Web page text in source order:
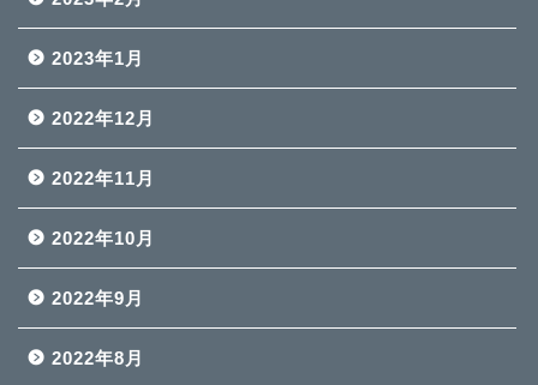
2023年1月
2022年12月
2022年11月
2022年10月
2022年9月
2022年8月